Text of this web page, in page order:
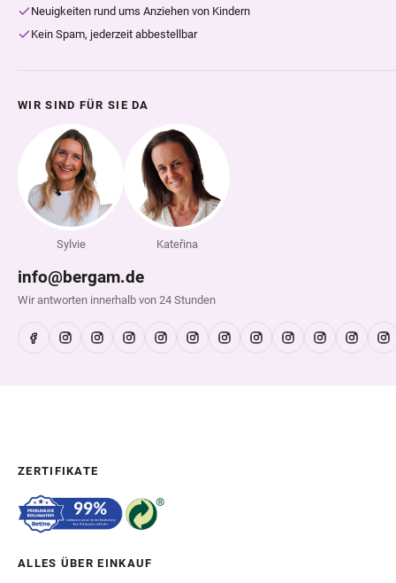
Neuigkeiten rund ums Anziehen von Kindern
Kein Spam, jederzeit abbestellbar
WIR SIND FÜR SIE DA
Sylvie Kateřina
info@bergam.de
Wir antworten innerhalb von 24 Stunden
ZERTIFIKATE
ALLES ÜBER EINKAUF